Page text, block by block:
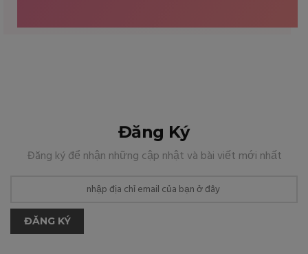
Đăng Ký
Đăng ký để nhận những cập nhật và bài viết mới nhất
ĐĂNG KÝ